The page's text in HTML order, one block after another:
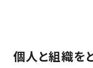
個人と組織を